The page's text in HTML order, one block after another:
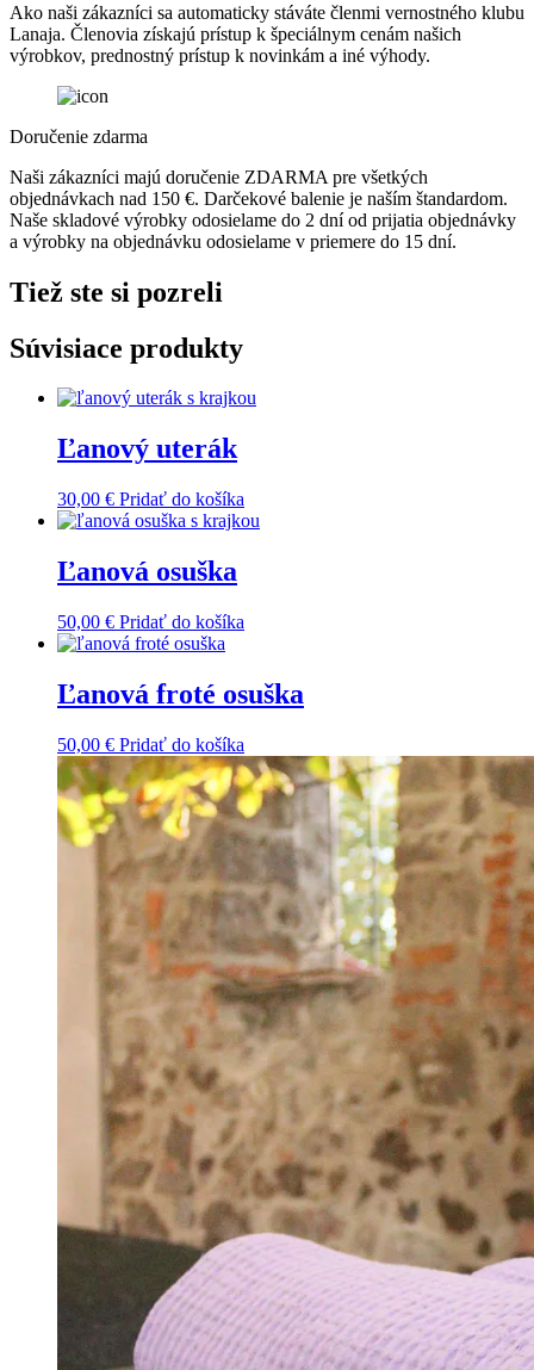
Ako naši zákazníci sa automaticky stáváte členmi vernostného klubu
Lanaja. Členovia získajú prístup k špeciálnym cenám našich
výrobkov, prednostný prístup k novinkám a iné výhody.
Doručenie zdarma
Naši zákazníci majú doručenie ZDARMA pre všetkých
objednávkach nad 150 €. Darčekové balenie je naším štandardom.
Naše skladové výrobky odosielame do 2 dní od prijatia objednávky
a výrobky na objednávku odosielame v priemere do 15 dní.
Tiež ste si pozreli
Súvisiace produkty
Ľanový uterák
30,00 € Pridať do košíka
Ľanová osuška
50,00 € Pridať do košíka
Ľanová froté osuška
50,00 € Pridať do košíka